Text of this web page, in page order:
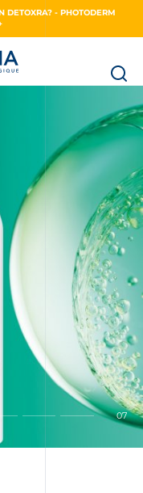
DETOXRA? - PHOTODERM
07